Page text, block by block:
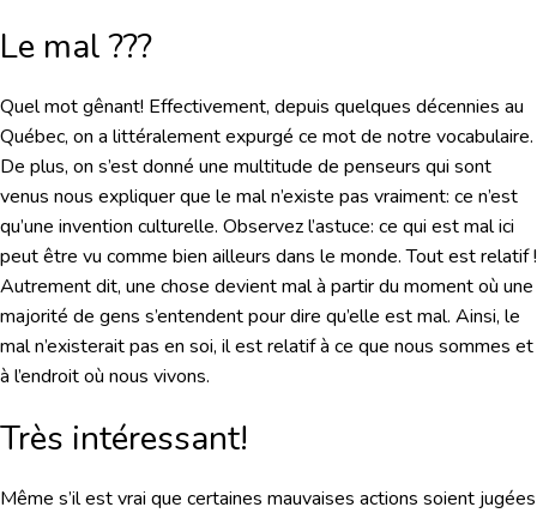
Le mal ???
Quel mot gênant! Effectivement, depuis quelques décennies au
Québec, on a littéralement expurgé ce mot de notre vocabulaire.
De plus, on s’est donné une multitude de penseurs qui sont
venus nous expliquer que le mal n’existe pas vraiment: ce n’est
qu’une invention culturelle. Observez l’astuce: ce qui est mal ici
peut être vu comme bien ailleurs dans le monde. Tout est relatif !
Autrement dit, une chose devient mal à partir du moment où une
majorité de gens s’entendent pour dire qu’elle est mal. Ainsi, le
mal n’existerait pas en soi, il est relatif à ce que nous sommes et
à l’endroit où nous vivons.
Très intéressant!
Même s’il est vrai que certaines mauvaises actions soient jugées